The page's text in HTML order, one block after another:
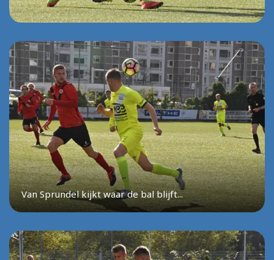
Van Sprundel kijkt waar de bal blijft...